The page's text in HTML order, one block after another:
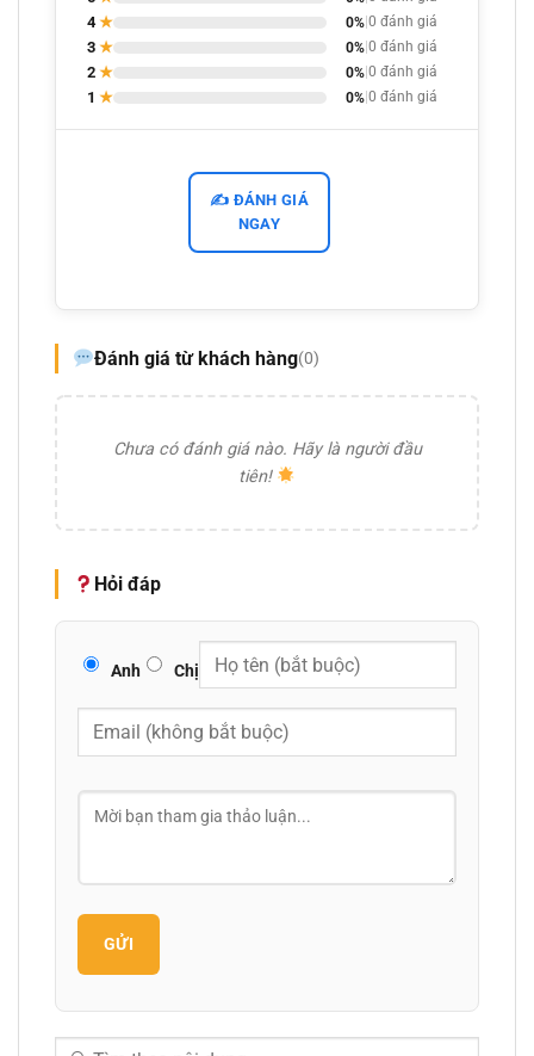
4★ 0% 0 đánh giá
3 ★ 0% 0 đánh giá
2 ★ 0% 0 đánh giá
1 ★ 0% 0 đánh giá
✍️ ĐÁNH GIÁ
NGAY
Đánh giá từ khách hàng(0)
Chưa có đánh giá nào. Hãy là người đầu
tiên!
Hỏi đáp
Anh Chị
GỬI